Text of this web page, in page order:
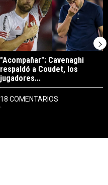
"Acompañar": Cavenaghi
respaldó a Coudet, los
jugadores...
18 COMENTARIOS